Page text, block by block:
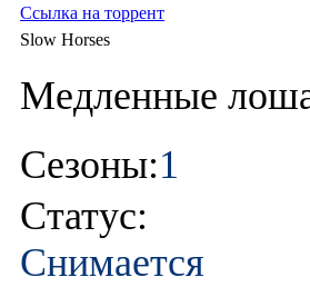
Ссылка на торрент
Slow Horses
Медленные
Сезоны:1
Статус:
Снимается